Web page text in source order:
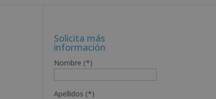
Solicita más
información
Nombre (*)
Apellidos (*)